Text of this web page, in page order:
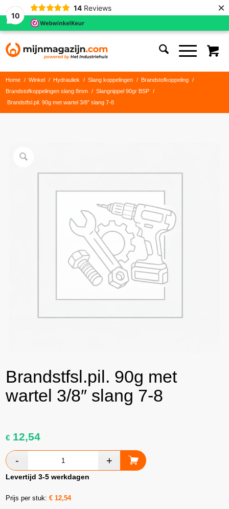
10
14 Reviews ×
Home / Winkel / Hydrauliek / Slang koppelingen / Brandstofkoppeling
/
Brandstofkoppelingen slang 8mm
/ Slangnippel 90gr BSP
/
Brandstfsl.pil. 90g met wartel 3/8″ slang 7-8
Brandstfsl.pil. 90g met
wartel 3/8″ slang 7-8
€ 12,54
Levertijd 3-5 werkdagen
Prijs per stuk:€12,54